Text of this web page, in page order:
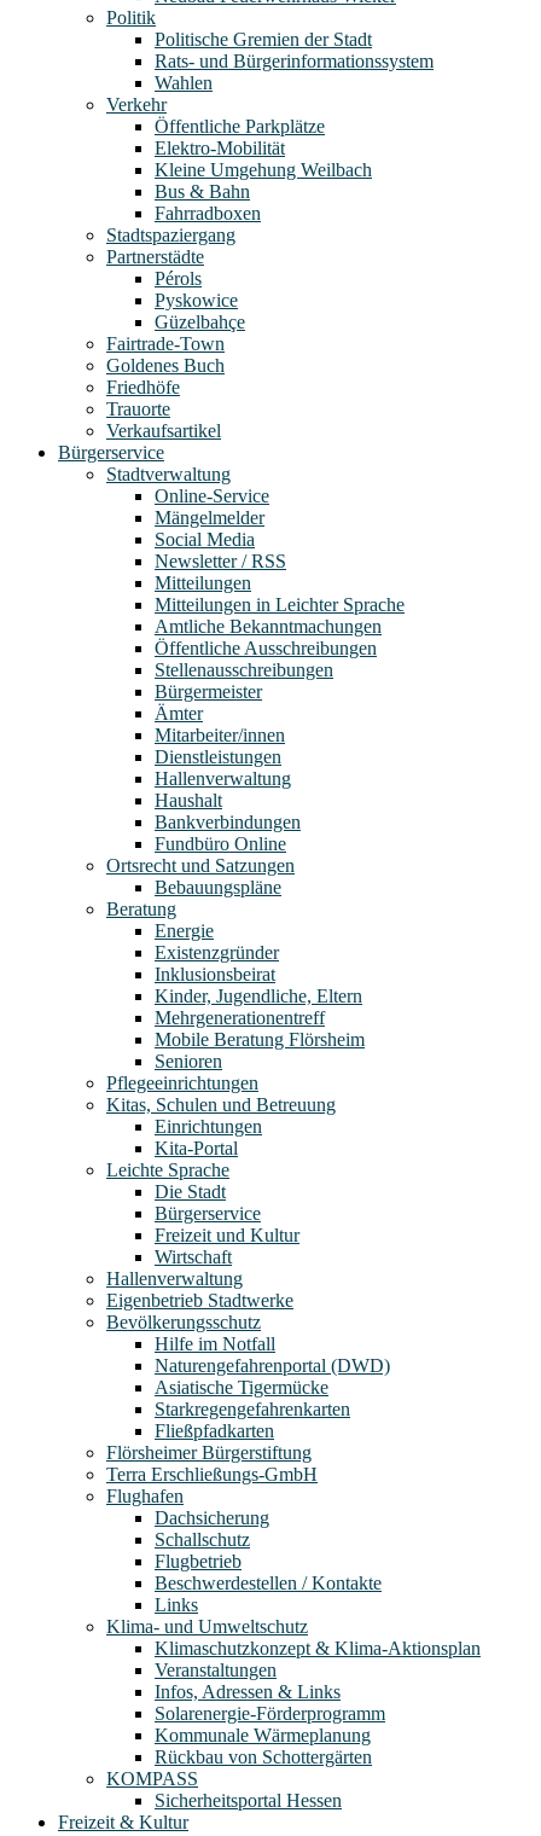
Politik
Politische Gremien der Stadt
Rats- und Bürgerinformationssystem
Wahlen
Verkehr
Öffentliche Parkplätze
Elektro-Mobilität
Kleine Umgehung Weilbach
Bus & Bahn
Fahrradboxen
Stadtspaziergang
Partnerstädte
Pérols
Pyskowice
Güzelbahçe
Fairtrade-Town
Goldenes Buch
Friedhöfe
Trauorte
Verkaufsartikel
Bürgerservice
Stadtverwaltung
Online-Service
Mängelmelder
Social Media
Newsletter / RSS
Mitteilungen
Mitteilungen in Leichter Sprache
Amtliche Bekanntmachungen
Öffentliche Ausschreibungen
Stellenausschreibungen
Bürgermeister
Ämter
Mitarbeiter/innen
Dienstleistungen
Hallenverwaltung
Haushalt
Bankverbindungen
Fundbüro Online
Ortsrecht und Satzungen
Bebauungspläne
Beratung
Energie
Existenzgründer
Inklusionsbeirat
Kinder, Jugendliche, Eltern
Mehrgenerationentreff
Mobile Beratung Flörsheim
Senioren
Pflegeeinrichtungen
Kitas, Schulen und Betreuung
Einrichtungen
Kita-Portal
Leichte Sprache
Die Stadt
Bürgerservice
Freizeit und Kultur
Wirtschaft
Hallenverwaltung
Eigenbetrieb Stadtwerke
Bevölkerungsschutz
Hilfe im Notfall
Naturengefahrenportal (DWD)
Asiatische Tigermücke
Starkregengefahrenkarten
Fließpfadkarten
Flörsheimer Bürgerstiftung
Terra Erschließungs-GmbH
Flughafen
Dachsicherung
Schallschutz
Flugbetrieb
Beschwerdestellen / Kontakte
Links
Klima- und Umweltschutz
Klimaschutzkonzept & Klima-Aktionsplan
Veranstaltungen
Infos, Adressen & Links
Solarenergie-Förderprogramm
Kommunale Wärmeplanung
Rückbau von Schottergärten
KOMPASS
Sicherheitsportal Hessen
Freizeit & Kultur